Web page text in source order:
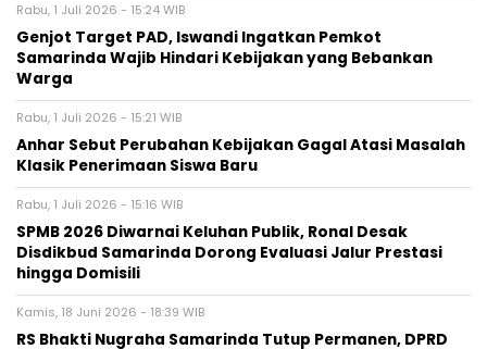
Rabu, 1 Juli 2026 - 15:24 WIB
Genjot Target PAD, Iswandi Ingatkan Pemkot
Samarinda Wajib Hindari Kebijakan yang Bebankan
Warga
Rabu, 1 Juli 2026 - 15:21 WIB
Anhar Sebut Perubahan Kebijakan Gagal Atasi Masalah
Klasik Penerimaan Siswa Baru
Rabu, 1 Juli 2026 - 15:16 WIB
SPMB 2026 Diwarnai Keluhan Publik, Ronal Desak
Disdikbud Samarinda Dorong Evaluasi Jalur Prestasi
hingga Domisili
Kamis, 18 Juni 2026 - 18:39 WIB
RS Bhakti Nugraha Samarinda Tutup Permanen, DPRD